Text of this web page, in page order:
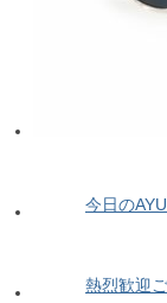
今日の
熱烈歓迎